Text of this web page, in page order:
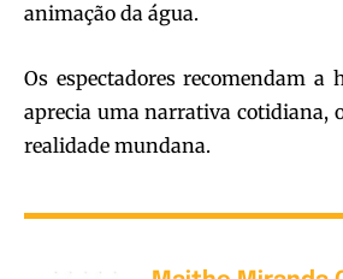
animação da água.
Os espectadores recomendam a
aprecia uma narrativa cotidiana,
realidade mundana.